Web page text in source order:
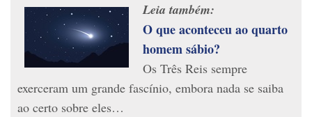
Leia também:
O que aconteceu ao quarto
homem sábio?
Os Três Reis sempre
exerceram um grande fascínio, embora nada se saiba
ao certo sobre eles…